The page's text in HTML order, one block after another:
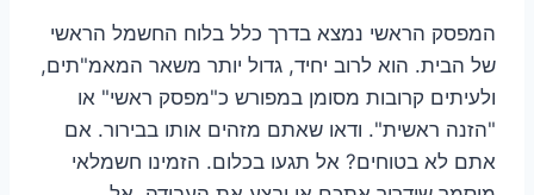
המפסק הראשי נמצא בדרך כלל בלוח החשמל הראשי
של הבית. הוא לרוב יחיד, גדול יותר משאר המאמ"תים,
ולעיתים קרובות מסומן במפורש כ"מפסק ראשי" או
"הזנה ראשית". ודאו שאתם מזהים אותו בבירור. אם
אתם לא בטוחים? אל תגעו בכלום. הזמינו חשמלאי